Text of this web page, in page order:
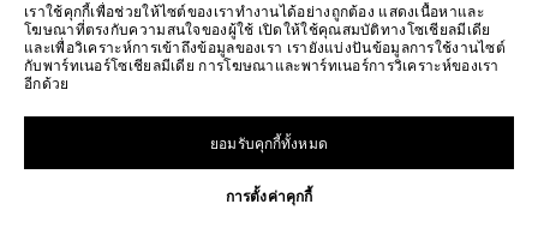
REQUEST AN APPOINTMENT
เราใช้คุกกี้เพื่อช่วยให้ไซต์ของเราทำงานได้อย่างถูกต้อง แสดงเนื้อหาและ
โฆษณาที่ตรงกับความสนใจของผู้ใช้ เปิดให้ใช้คุณสมบัติทางโซเชียลมีเดีย
และเพื่อวิเคราะห์การเข้าถึงข้อมูลของเรา เรายังแบ่งปันข้อมูลการใช้งานไซต์
กับพาร์ทเนอร์โซเชียลมีเดีย การโฆษณาและพาร์ทเนอร์การวิเคราะห์ของเรา
อีกด้วย
การตั้งค่าคุกกี้
ยอมรับคุกกี้ทั้งหมด